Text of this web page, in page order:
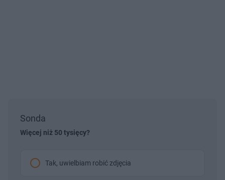
Sonda
Więcej niż 50 tysięcy?
Tak, uwielbiam robić zdjęcia